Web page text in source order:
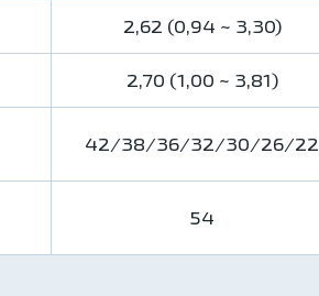
2,62 (0,94 ~ 3,30)
2,70 (1,00 ~ 3,81)
42/38/36/32/30/26/22
54